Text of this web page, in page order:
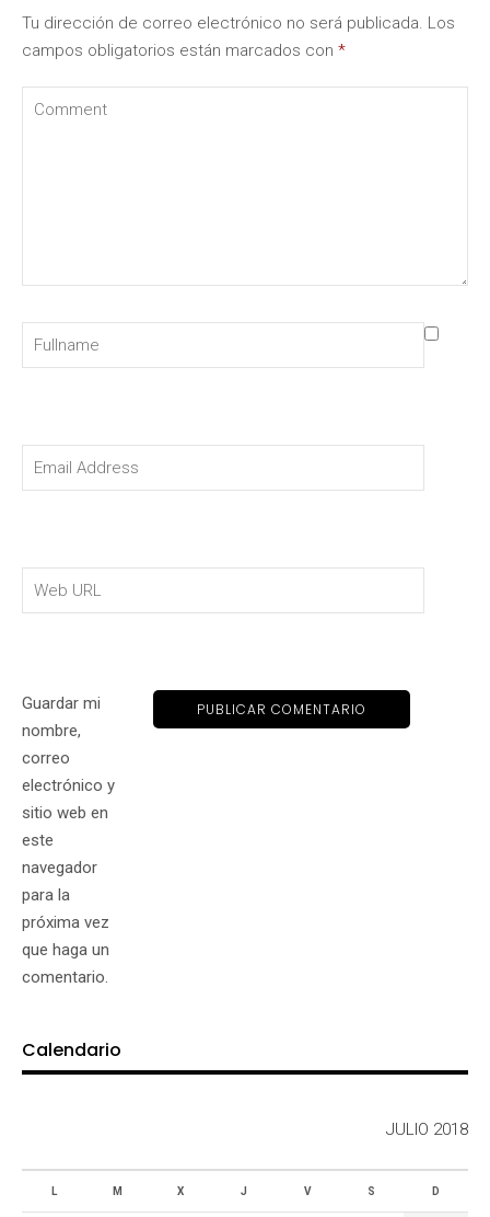
Tu dirección de correo electrónico no será publicada. Los
campos obligatorios están marcados con *
Guardar mi
nombre,
correo
electrónico y
sitio web en
este
navegador
para la
próxima vez
que haga un
comentario.
Calendario
JULIO 2018
L M X J V S D